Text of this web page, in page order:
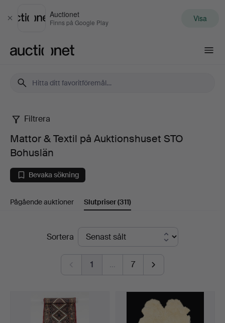
Stäng
Auctionet
Finns på Google Play Visa
Mattor
Textil
på
Bohuslän
Filtrera
Mattor & Textil på Auktionshuset STO
Bohuslän
Bevaka sökning
Pågående auktioner Slutpriser(311)
SlutpriserSortera
1 … 7